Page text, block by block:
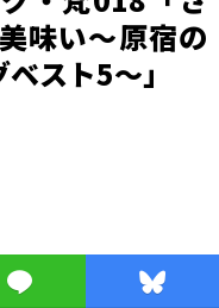
味い～原宿の
スト5～」